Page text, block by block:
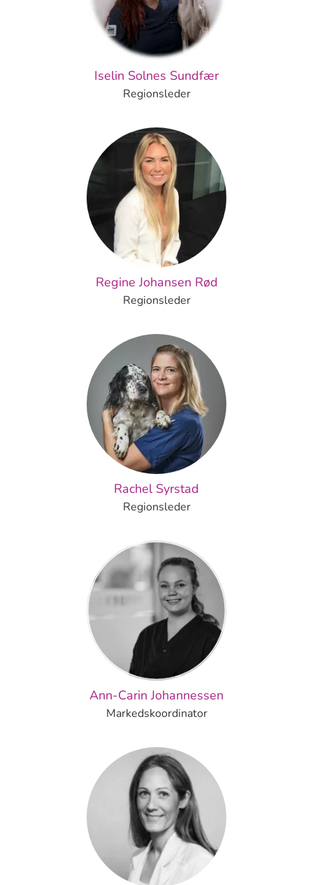
Iselin Solnes Sundfær
Regionsleder
Regine Johansen Rød
Regionsleder
Rachel Syrstad
Regionsleder
Ann-Carin Johannessen
Markedskoordinator